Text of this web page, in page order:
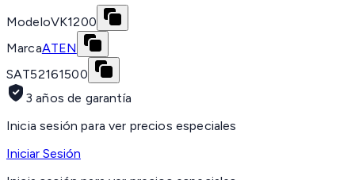
ModeloVK1200
MarcaATEN
SAT52161500
3 años de garantía
Inicia sesión para ver precios especiales
Iniciar Sesión